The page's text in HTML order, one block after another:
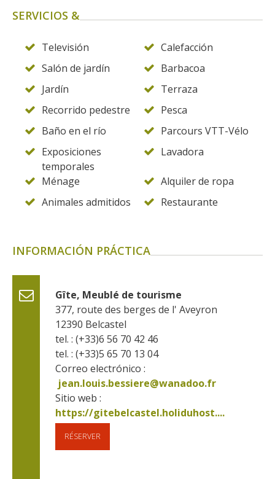
SERVICIOS &
Televisión
Calefacción
Salón de jardín
Barbacoa
Jardín
Terraza
Recorrido pedestre
Pesca
Baño en el río
Parcours VTT-Vélo
Exposiciones
temporales
Lavadora
Ménage
Alquiler de ropa
Animales admitidos
Restaurante
INFORMACIÓN PRÁCTICA
Gîte, Meublé de tourisme
377, route des berges de l' Aveyron
12390 Belcastel
tel. : (+33)6 56 70 42 46
tel. : (+33)5 65 70 13 04
Correo electrónico :
jean.louis.bessiere@wanadoo.fr
https://gitebelcastel.holiduhost....
RÉSERVER